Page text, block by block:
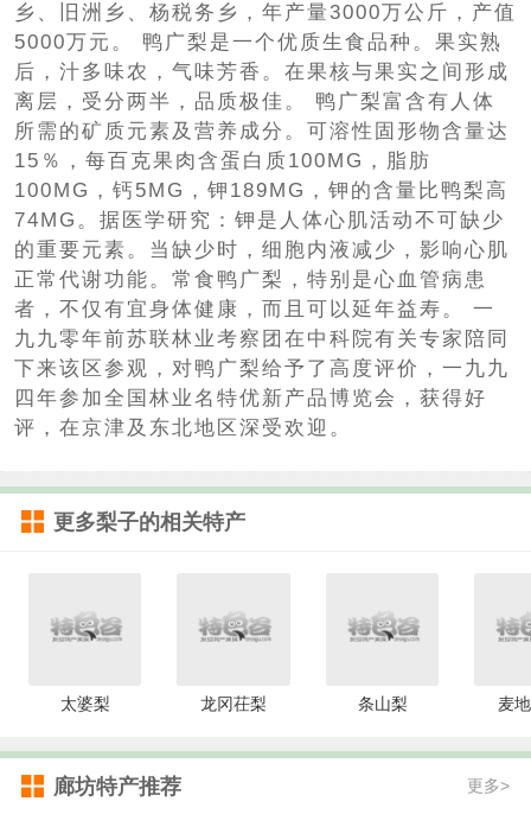
乡、旧洲乡、杨税务乡，年产量3000万公斤，产值
5000万元。 鸭广梨是一个优质生食品种。果实熟
后，汁多味农，气味芳香。在果核与果实之间形成
离层，受分两半，品质极佳。 鸭广梨富含有人体
所需的矿质元素及营养成分。可溶性固形物含量达
15％，每百克果肉含蛋白质100MG，脂肪
100MG，钙5MG，钾189MG，钾的含量比鸭梨高
74MG。据医学研究：钾是人体心肌活动不可缺少
的重要元素。当缺少时，细胞内液减少，影响心肌
正常代谢功能。常食鸭广梨，特别是心血管病患
者，不仅有宜身体健康，而且可以延年益寿。 一
九九零年前苏联林业考察团在中科院有关专家陪同
下来该区参观，对鸭广梨给予了高度评价，一九九
四年参加全国林业名特优新产品博览会，获得好
评，在京津及东北地区深受欢迎。
更多梨子的相关特产
太婆梨 龙冈茌梨 条山梨 麦
廊坊特产推荐 更多>